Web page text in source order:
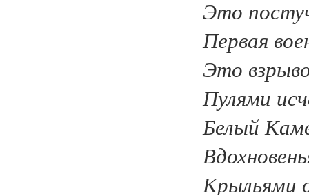
Это
Первая
Это
Пулями
Белый
Крыльями